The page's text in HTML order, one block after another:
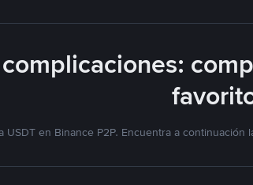
USDT en Binance P2P. Encuentra a